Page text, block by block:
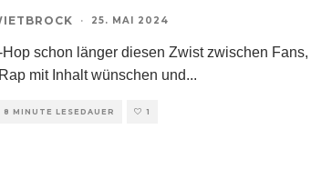
· 25. MAI 2024
schon länger diesen Zwist zwischen Fans,
mit Inhalt wünschen und...
8 MINUTE LESEDAUER 1